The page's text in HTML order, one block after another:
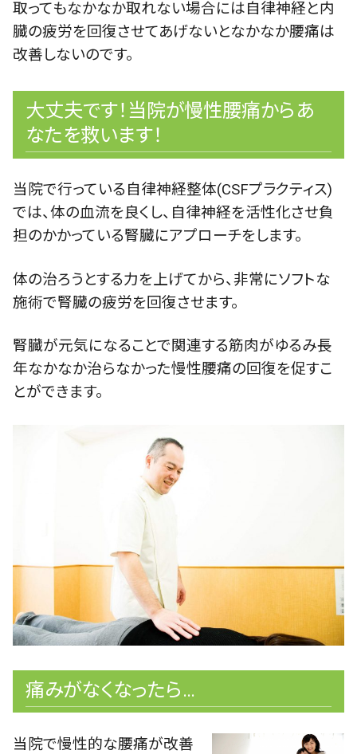
取ってもなかなか取れない場合には自律神経と内
臓の疲労を回復させてあげないとなかなか腰痛は
改善しないのです。
大丈夫です！当院が慢性腰痛からあ
なたを救います！
当院で行っている自律神経整体(CSFプラクティス)
では、体の血流を良くし、自律神経を活性化させ負
担のかかっている腎臓にアプローチをします。
体の治ろうとする力を上げてから、非常にソフトな
施術で腎臓の疲労を回復させます。
腎臓が元気になることで関連する筋肉がゆるみ長
年なかなか治らなかった慢性腰痛の回復を促すこ
とができます。
痛みがなくなったら…
当院で慢性的な腰痛が改善